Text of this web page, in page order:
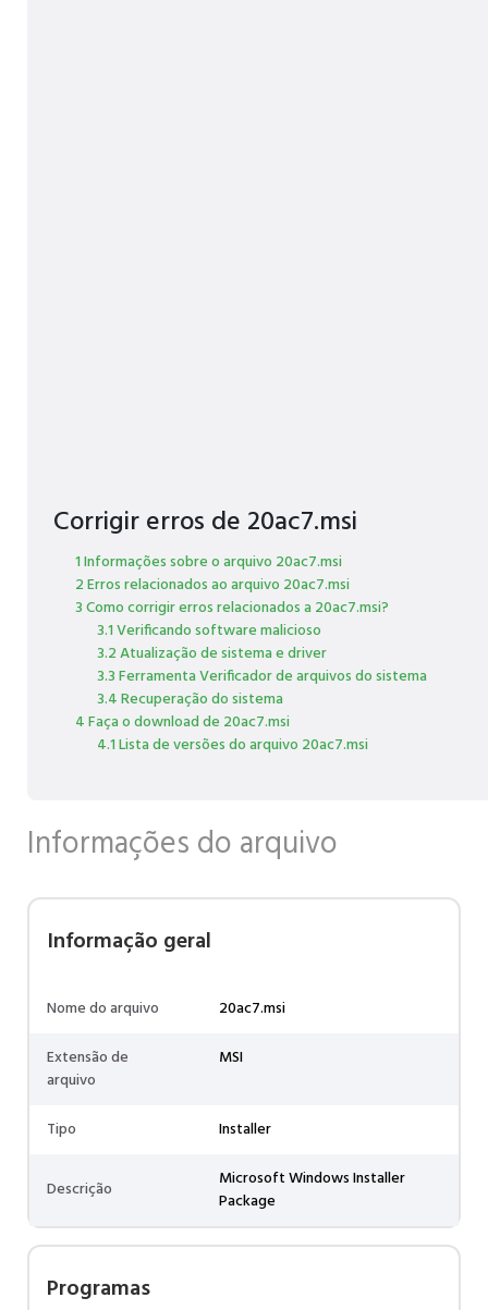
Corrigir erros de 20ac7.msi
1 Informações sobre o arquivo 20ac7.msi
2 Erros relacionados ao arquivo 20ac7.msi
3 Como corrigir erros relacionados a 20ac7.msi?
3.1 Verificando software malicioso
3.2 Atualização de sistema e driver
3.3 Ferramenta Verificador de arquivos do sistema
3.4 Recuperação do sistema
4 Faça o download de 20ac7.msi
4.1 Lista de versões do arquivo 20ac7.msi
Informações do arquivo
Informação geral
Nome do arquivo
20ac7.msi
Extensão de
arquivo
MSI
Tipo Installer
Descrição
Microsoft Windows Installer
Package
Programas